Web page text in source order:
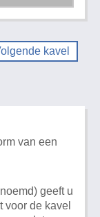
kavel
van een
geeft u
voor de kavel